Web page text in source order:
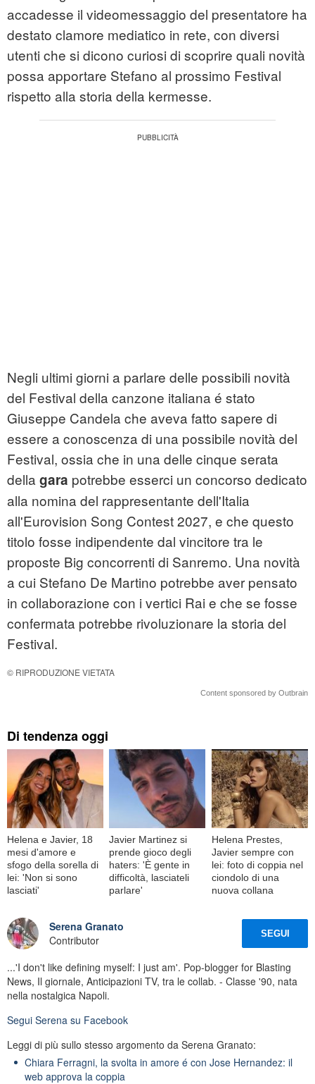
accadesse il videomessaggio del presentatore ha
destato clamore mediatico in rete, con diversi
utenti che si dicono curiosi di scoprire quali novità
possa apportare Stefano al prossimo Festival
rispetto alla storia della kermesse.
Negli ultimi giorni a parlare delle possibili novità
del Festival della canzone italiana é stato
Giuseppe Candela che aveva fatto sapere di
essere a conoscenza di una possibile novità del
Festival, ossia che in una delle cinque serata
della gara potrebbe esserci un concorso dedicato
alla nomina del rappresentante dell'Italia
all'Eurovision Song Contest 2027, e che questo
titolo fosse indipendente dal vincitore tra le
proposte Big concorrenti di Sanremo. Una novità
a cui Stefano De Martino potrebbe aver pensato
in collaborazione con i vertici Rai e che se fosse
confermata potrebbe rivoluzionare la storia del
Festival.
© RIPRODUZIONE VIETATA
Content sponsored by Outbrain
Di tendenza oggi
Helena e Javier, 18
mesi d'amore e
sfogo della sorella di
lei: 'Non si sono
lasciati'
Javier Martinez si
prende gioco degli
haters: 'È gente in
difficoltà, lasciateli
parlare'
Helena Prestes,
Javier sempre con
lei: foto di coppia nel
ciondolo di una
nuova collana
Serena Granato
Contributor
SEGUI
...'I don't like defining myself: I just am'. Pop-blogger for Blasting
News, Il giornale, Anticipazioni TV, tra le collab. - Classe '90, nata
nella nostalgica Napoli.
Segui Serena su Facebook
Leggi di più sullo stesso argomento da Serena Granato:
Chiara Ferragni, la svolta in amore é con Jose Hernandez: il
web approva la coppia